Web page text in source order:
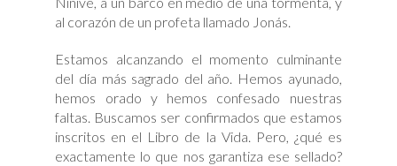
al corazón de un profeta llamado Jonás.
Estamos alcanzando el momento culminante
del día más sagrado del año. Hemos ayunado,
hemos orado y hemos confesado nuestras
faltas. Buscamos ser confirmados que estamos
inscritos en el Libro de la Vida. Pero, ¿qué es
exactamente lo que nos garantiza ese sellado?